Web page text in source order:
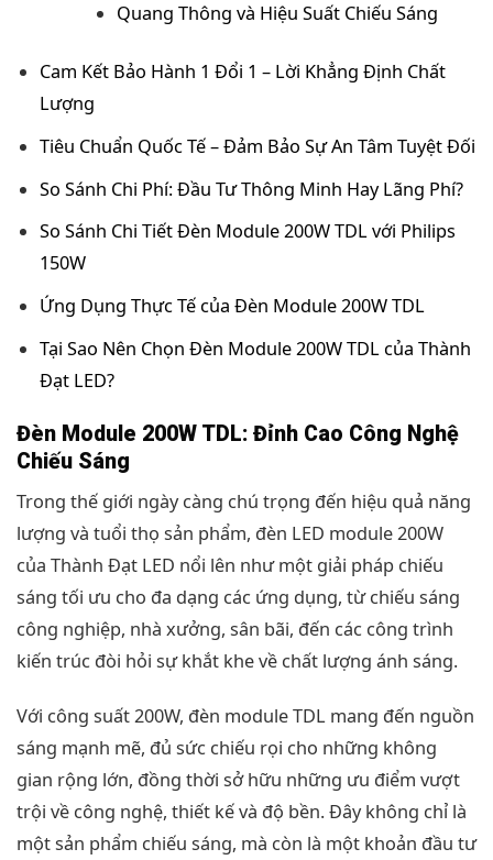
Quang Thông và Hiệu Suất Chiếu Sáng
Cam Kết Bảo Hành 1 Đổi 1 – Lời Khẳng Định Chất
Lượng
Tiêu Chuẩn Quốc Tế – Đảm Bảo Sự An Tâm Tuyệt Đối
So Sánh Chi Phí: Đầu Tư Thông Minh Hay Lãng Phí?
So Sánh Chi Tiết Đèn Module 200W TDL với Philips
150W
Ứng Dụng Thực Tế của Đèn Module 200W TDL
Tại Sao Nên Chọn Đèn Module 200W TDL của Thành
Đạt LED?
Đèn Module 200W TDL: Đỉnh Cao Công Nghệ
Chiếu Sáng
Trong thế giới ngày càng chú trọng đến hiệu quả năng
lượng và tuổi thọ sản phẩm, đèn LED module 200W
của Thành Đạt LED nổi lên như một giải pháp chiếu
sáng tối ưu cho đa dạng các ứng dụng, từ chiếu sáng
công nghiệp, nhà xưởng, sân bãi, đến các công trình
kiến trúc đòi hỏi sự khắt khe về chất lượng ánh sáng.
Với công suất 200W, đèn module TDL mang đến nguồn
sáng mạnh mẽ, đủ sức chiếu rọi cho những không
gian rộng lớn, đồng thời sở hữu những ưu điểm vượt
trội về công nghệ, thiết kế và độ bền. Đây không chỉ là
một sản phẩm chiếu sáng, mà còn là một khoản đầu tư